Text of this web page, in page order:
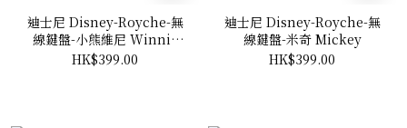
迪士尼 Disney-Royche-無
線鍵盤-小熊維尼 Winnie
The Pooh
HK$399.00
迪士尼 Disney-Royche-無
線鍵盤-米奇 Mickey
HK$399.00